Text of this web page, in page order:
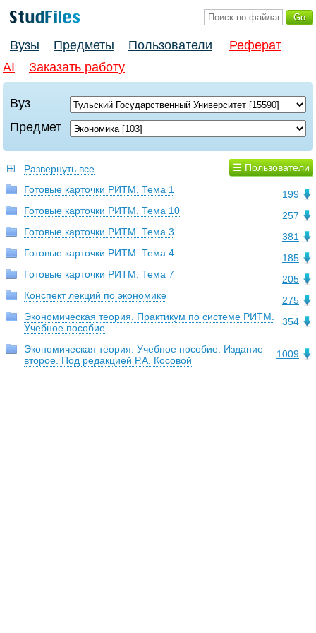
Вузы Предметы Пользователи
Реферат
AI
Заказать работу
Вуз
Предмет
☰ Пользователи
Развернуть все
199
Готовые карточки РИТМ. Тема 1
257
Готовые карточки РИТМ. Тема 10
381
Готовые карточки РИТМ. Тема 3
185
Готовые карточки РИТМ. Тема 4
205
Готовые карточки РИТМ. Тема 7
275
Конспект лекций по экономике
354
Экономическая теория. Практикум по системе РИТМ.
Учебное пособие
1009
Экономическая теория. Учебное пособие. Издание
второе. Под редакцией Р.А. Косовой